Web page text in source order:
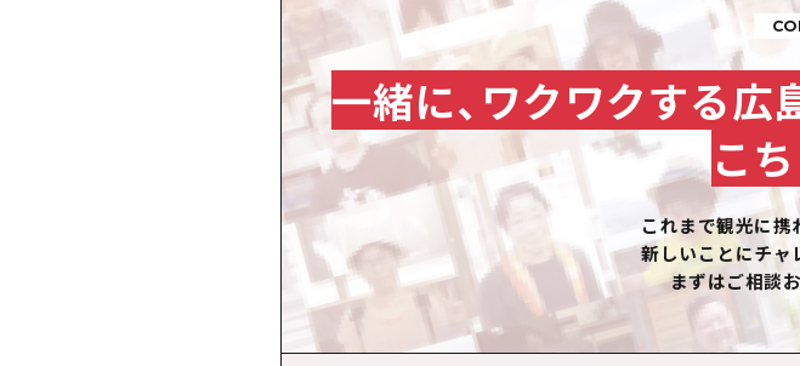
一緒に、ワクワクする広
こ
これまで観光に携
新しいことにチャ
まずはご相談